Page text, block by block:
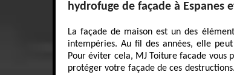
hydrofuge de façade à Espanes
La façade de maison est un des
intempéries. Au fil des années, elle
Pour éviter cela, MJ Toiture facade
protéger votre façade de ces